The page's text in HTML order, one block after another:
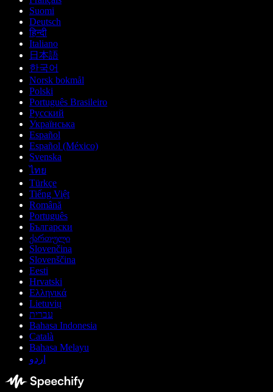
Suomi
Deutsch
हिन्दी
Italiano
日本語
한국어
Norsk bokmål
Polski
Português Brasileiro
Русский
Українська
Español
Español (México)
Svenska
ไทย
Türkçe
Tiếng Việt
Română
Português
Български
ქართული
Slovenčina
Slovenščina
Eesti
Hrvatski
Ελληνικά
Lietuvių
עברית
Bahasa Indonesia
Català
Bahasa Melayu
اردو